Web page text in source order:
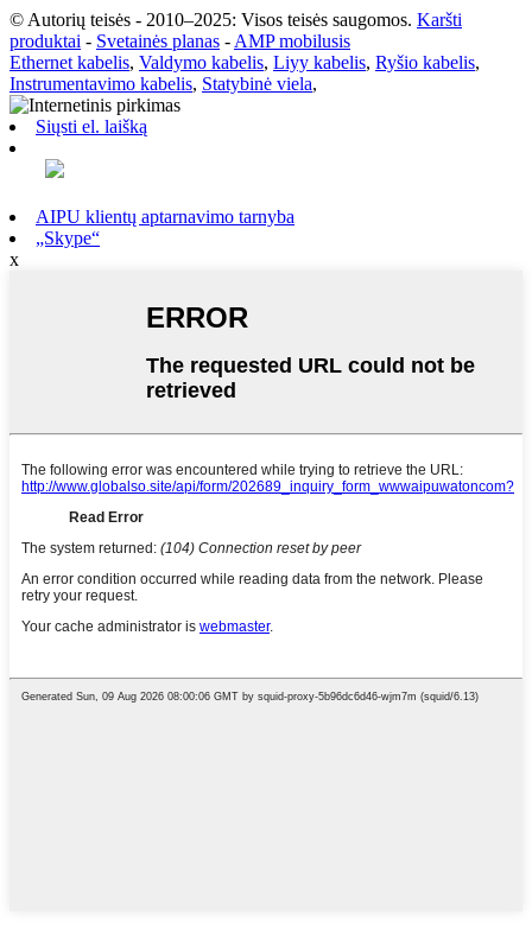
© Autorių teisės - 2010–2025: Visos teisės saugomos. Karšti
produktai - Svetainės planas - AMP mobilusis
Ethernet kabelis, Valdymo kabelis, Liyy kabelis, Ryšio kabelis,
Instrumentavimo kabelis, Statybinė viela,
Siųsti el. laišką
AIPU klientų aptarnavimo tarnyba
„Skype“
x